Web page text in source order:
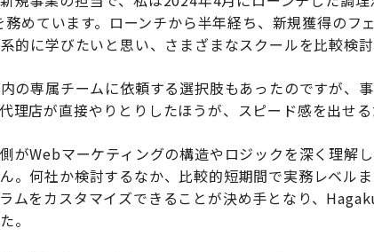
務めています。ローンチから半年経ち、新規獲得のフ
的に学びたいと思い、さまざまなスクールを比較検討
の専属チームに依頼する選択肢もあったのですが、
理店が直接やりとりしたほうが、スピード感を出せる
がWebマーケティングの構造やロジックを深く理解
。何社か検討するなか、比較的短期間で実務レベル
ムをカスタマイズできることが決め手となり、
。